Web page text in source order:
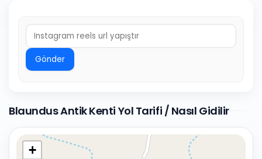
Gönder
Blaundus Antik Kenti Yol Tarifi / Nasıl Gidilir
+